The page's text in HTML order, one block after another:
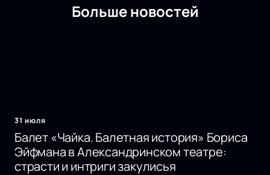
Больше новостей
31 июля
Балет «Чайка. Балетная история» Бориса
Эйфмана в Александринском театре:
страсти и интриги закулисья